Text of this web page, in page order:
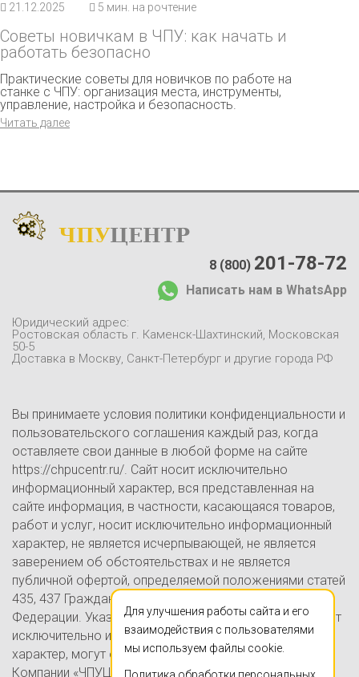
21.12.2025 5 мин. на рочтение
Советы новичкам в ЧПУ: как начать и
работать безопасно
Практические советы для новичков по работе на
станке с ЧПУ: организация места, инструменты,
управление, настройка и безопасность.
Читать далее
ЧПУЦЕНТР
Доставка и оплата
Контакты
8 (800) 201-78-72
Написать нам в WhatsApp
Юридический адрес:
Ростовская область г. Каменск-Шахтинский, Московская
50-5
Доставка в Москву, Санкт-Петербург и другие города РФ
Вы принимаете условия политики конфиденциальности и
пользовательского соглашения каждый раз, когда
оставляете свои данные в любой форме на сайте
https://chpucentr.ru/. Сайт носит исключительно
информационный характер, вся представленная на
сайте информация, в частности, касающаяся товаров,
работ и услуг, носит исключительно информационный
характер, не является исчерпывающей, не является
заверением об обстоятельствах и не является
публичной офертой, определяемой положениями статей
435, 437 Гражданского кодекса Российской
Федерации. Указанные на настоящем Сайте цены носят
исключительно информационно-ознакомительный
характер, могут отличаться от действительных цен в
Компании «ЧПУЦЕНТР» (ИП Ершов А.В., ОГРНИП
Для улучшения работы сайта и его
взаимодействия с пользователями
мы используем файлы cookie.